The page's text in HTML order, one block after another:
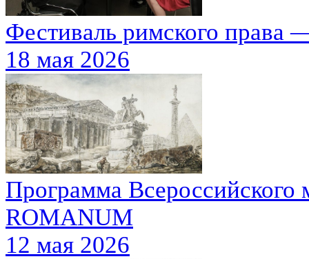
Фестиваль римского
18 мая 2026
Программа Всероссийского
ROMANUM
12 мая 2026